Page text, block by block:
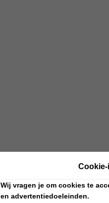
Wij vragen je om cookies te
en advertentiedoeleinden.